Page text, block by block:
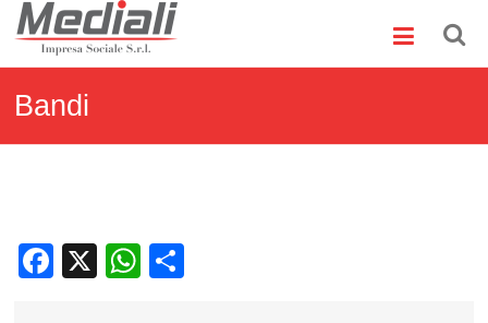
Skip
content
Mediali
Impresa
S.r.l.
Bandi
Facebook
X WhatsApp